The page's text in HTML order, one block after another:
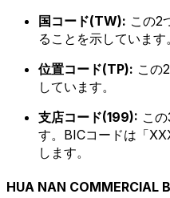
国コード(TW): この2
ることを示しています。
位置コード(TP): この
しています。
支店コード(199): こ
す。BICコードは「
します。
HUA NAN COMMERCIAL